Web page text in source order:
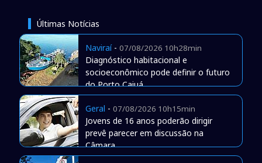
Últimas Notícias
Naviraí- 07/08/2026 10h28min
Diagnóstico habitacional e
socioeconômico pode definir o futuro
do Porto Caiuá
Geral - 07/08/2026 10h15min
Jovens de 16 anos poderão dirigir
prevê parecer em discussão na
Câmara